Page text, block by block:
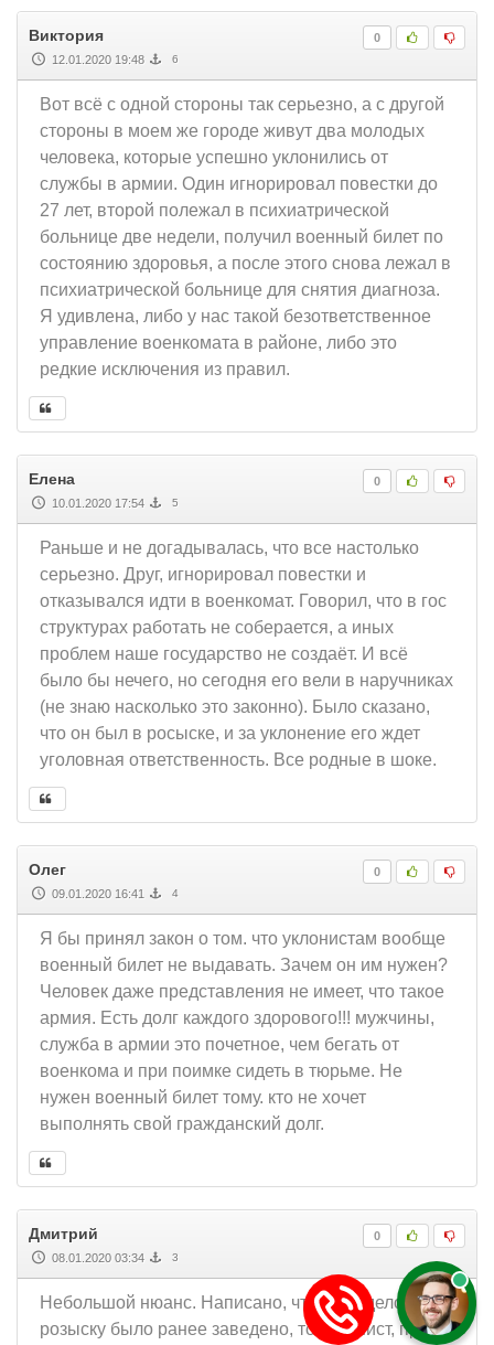
0
Виктория
12.01.2020 19:48 6
Вот всё с одной стороны так серьезно, а с другой
стороны в моем же городе живут два молодых
человека, которые успешно уклонились от
службы в армии. Один игнорировал повестки до
27 лет, второй полежал в психиатрической
больнице две недели, получил военный билет по
состоянию здоровья, а после этого снова лежал в
психиатрической больнице для снятия диагноза.
Я удивлена, либо у нас такой безответственное
управление военкомата в районе, либо это
редкие исключения из правил.
0
Елена
10.01.2020 17:54 5
Раньше и не догадывалась, что все настолько
серьезно. Друг, игнорировал повестки и
отказывался идти в военкомат. Говорил, что в гос
структурах работать не соберается, а иных
проблем наше государство не создаёт. И всё
было бы нечего, но сегодня его вели в наручниках
(не знаю насколько это законно). Было сказано,
что он был в росыске, и за уклонение его ждет
уголовная ответственность. Все родные в шоке.
0
Олег
09.01.2020 16:41 4
Я бы принял закон о том. что уклонистам вообще
военный билет не выдавать. Зачем он им нужен?
Человек даже представления не имеет, что такое
армия. Есть долг каждого здорового!!! мужчины,
служба в армии это почетное, чем бегать от
военкома и при поимке сидеть в тюрьме. Не
нужен военный билет тому. кто не хочет
выполнять свой гражданский долг.
0
Дмитрий
08.01.2020 03:34 3
Небольшой нюанс. Написано, что если дело по
розыску было ранее заведено, то уклонист, при